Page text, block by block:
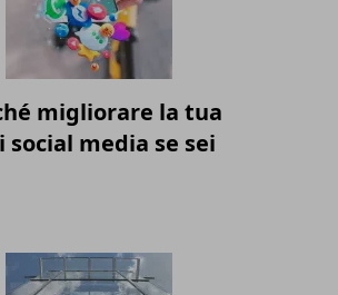
migliorare la tua
social media se sei